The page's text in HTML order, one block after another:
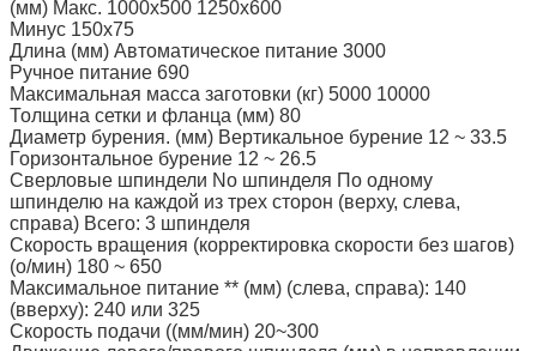
(мм) Макс. 1000x500 1250x600
Минус 150х75
Длина (мм) Автоматическое питание 3000
Ручное питание 690
Максимальная масса заготовки (кг) 5000 10000
Толщина сетки и фланца (мм) 80
Диаметр бурения. (мм) Вертикальное бурение 12 ~ 33.5
Горизонтальное бурение 12 ~ 26.5
Сверловые шпиндели No шпинделя По одному
шпинделю на каждой из трех сторон (верху, слева,
справа) Всего: 3 шпинделя
Скорость вращения (корректировка скорости без шагов)
(о/мин) 180 ~ 650
Максимальное питание ** (мм) (слева, справа): 140
(вверху): 240 или 325
Скорость подачи ((мм/мин) 20~300